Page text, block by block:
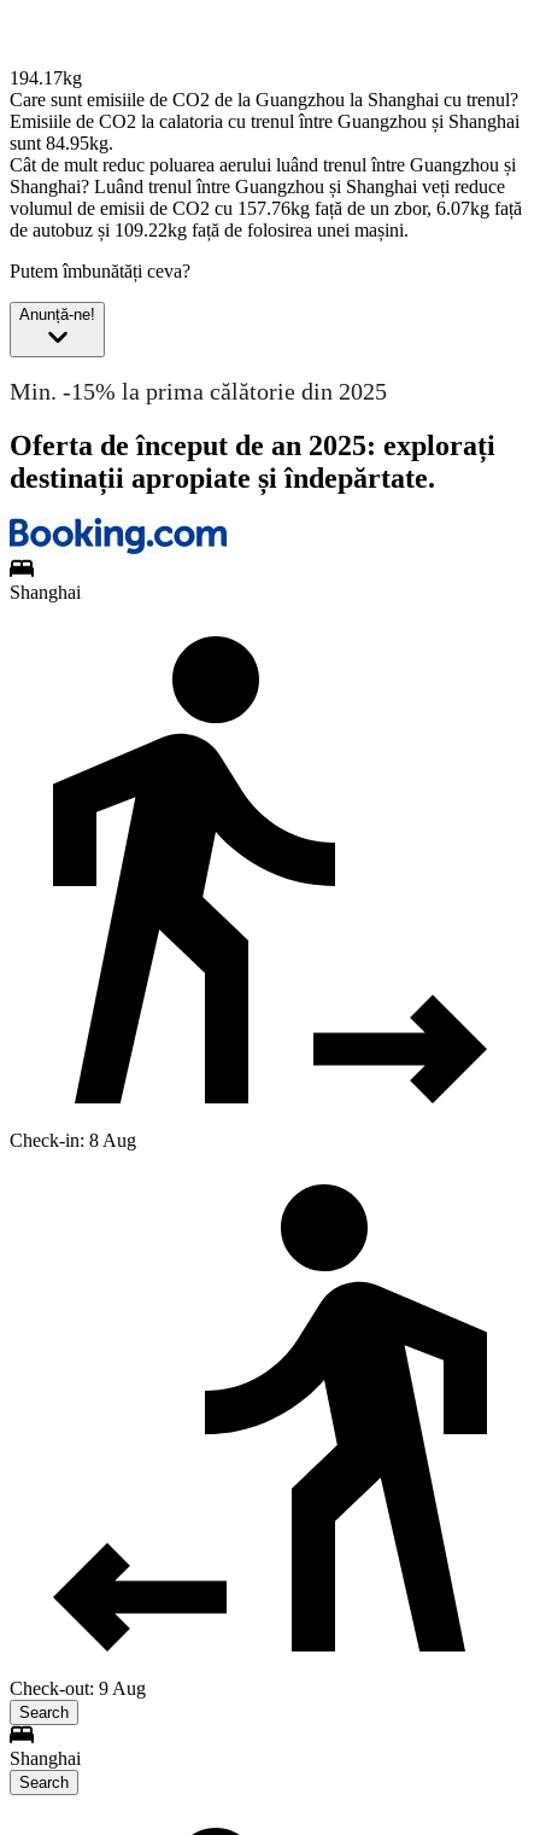
194.17kg
Care sunt emisiile de CO2 de la Guangzhou la Shanghai cu trenul?
Emisiile de CO2 la calatoria cu trenul între Guangzhou și Shanghai
sunt 84.95kg.
Cât de mult reduc poluarea aerului luând trenul între Guangzhou și
Shanghai? Luând trenul între Guangzhou și Shanghai veți reduce
volumul de emisii de CO2 cu 157.76kg față de un zbor, 6.07kg față
de autobuz și 109.22kg față de folosirea unei mașini.
Putem îmbunătăți ceva?
Anunță-ne!
Min. -15% la prima călătorie din 2025
Oferta de început de an 2025: explorați
destinații apropiate și îndepărtate.
Shanghai
Check-in: 8 Aug
Check-out: 9 Aug
Search
Shanghai
Search